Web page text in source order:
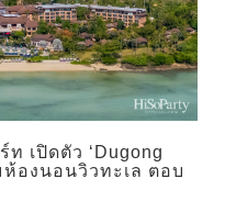
เปิดตัว ‘Dugong
ห้องนอนวิวทะเล ตอบ